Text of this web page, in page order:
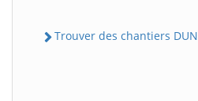
Trouver des chantiers DUN